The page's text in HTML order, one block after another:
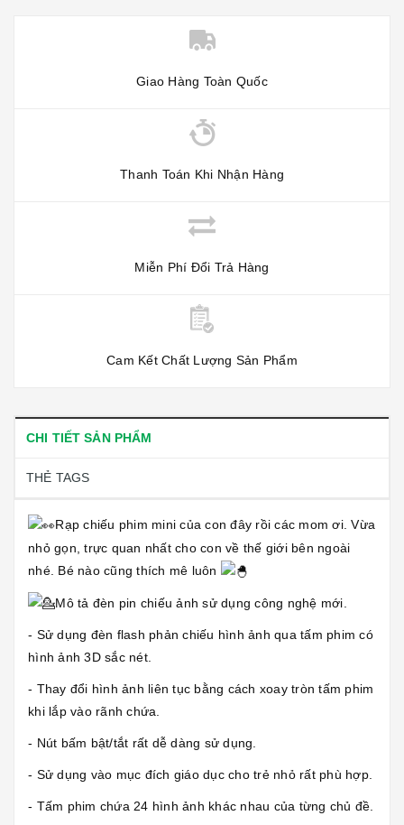
Giao Hàng Toàn Quốc
Thanh Toán Khi Nhận Hàng
Miễn Phí Đổi Trả Hàng
Cam Kết Chất Lượng Sản Phẩm
CHI TIẾT SẢN PHẨM
THẺ TAGS
Rạp chiếu phim mini của con đây rồi các mom ơi. Vừa
nhỏ gọn, trực quan nhất cho con về thế giới bên ngoài
nhé. Bé nào cũng thích mê luôn
Mô tả đèn pin chiếu ảnh sử dụng công nghệ mới.
- Sử dụng đèn flash phản chiếu hình ảnh qua tấm phim có
hình ảnh 3D sắc nét.
- Thay đổi hình ảnh liên tục bằng cách xoay tròn tấm phim
khi lắp vào rãnh chứa.
- Nút bấm bật/tắt rất dễ dàng sử dụng.
- Sử dụng vào mục đích giáo dục cho trẻ nhỏ rất phù hợp.
- Tấm phim chứa 24 hình ảnh khác nhau của từng chủ đề.